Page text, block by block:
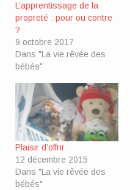
L’apprentissage de la
propreté : pour ou contre
?
9 octobre 2017
Dans "La vie rêvée des
bébés"
Plaisir d’offrir
12 décembre 2015
Dans "La vie rêvée des
bébés"